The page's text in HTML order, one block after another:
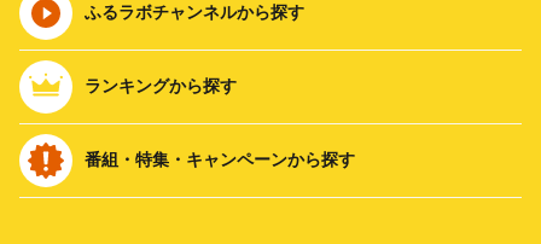
ふるラボチャンネルから探す
ランキングから探す
番組・特集・キャンペーンから探す